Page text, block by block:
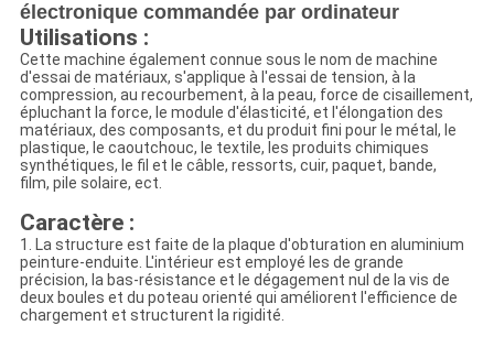
électronique commandée par ordinateur
Utilisations :
Cette machine également connue sous le nom de machine
d'essai de matériaux, s'applique à l'essai de tension, à la
compression, au recourbement, à la peau, force de cisaillement,
épluchant la force, le module d'élasticité, et l'élongation des
matériaux, des composants, et du produit fini pour le métal, le
plastique, le caoutchouc, le textile, les produits chimiques
synthétiques, le fil et le câble, ressorts, cuir, paquet, bande,
film, pile solaire, ect.
Caractère :
1. La structure est faite de la plaque d'obturation en aluminium
peinture-enduite. L'intérieur est employé les de grande
précision, la bas-résistance et le dégagement nul de la vis de
deux boules et du poteau orienté qui améliorent l'efficience de
chargement et structurent la rigidité.